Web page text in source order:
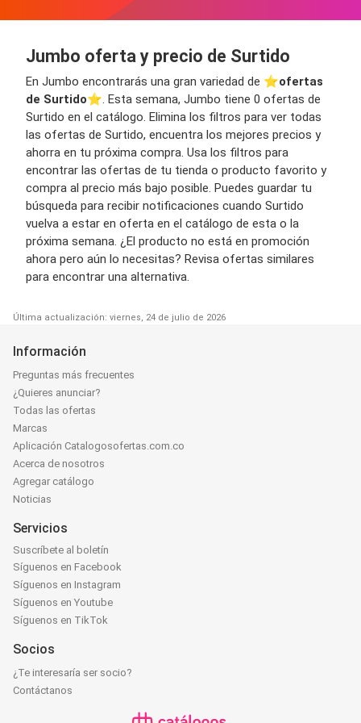
Jumbo oferta y precio de Surtido
En Jumbo encontrarás una gran variedad de ⭐️ofertas
de Surtido⭐️. Esta semana, Jumbo tiene 0 ofertas de
Surtido en el catálogo. Elimina los filtros para ver todas
las ofertas de Surtido, encuentra los mejores precios y
ahorra en tu próxima compra. Usa los filtros para
encontrar las ofertas de tu tienda o producto favorito y
compra al precio más bajo posible. Puedes guardar tu
búsqueda para recibir notificaciones cuando Surtido
vuelva a estar en oferta en el catálogo de esta o la
próxima semana. ¿El producto no está en promoción
ahora pero aún lo necesitas? Revisa ofertas similares
para encontrar una alternativa.
Última actualización: viernes, 24 de julio de 2026
Información
Preguntas más frecuentes
¿Quieres anunciar?
Todas las ofertas
Marcas
Aplicación Catalogosofertas.com.co
Acerca de nosotros
Agregar catálogo
Noticias
Servicios
Suscríbete al boletín
Síguenos en Facebook
Síguenos en Instagram
Síguenos en Youtube
Síguenos en TikTok
Socios
¿Te interesaría ser socio?
Contáctanos